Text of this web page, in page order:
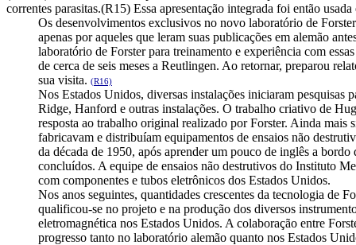
correntes parasitas.(R15) Essa apresentação integrada foi então
Os desenvolvimentos exclusivos no novo laboratório de
apenas por aqueles que leram suas publicações em alemão
laboratório de Forster para treinamento e experiência com
de cerca de seis meses a Reutlingen. Ao retornar, preparou
sua visita. (R16)
Nos Estados Unidos, diversas instalações iniciaram pesquisas
Ridge, Hanford e outras instalações. O trabalho criativo de
resposta ao trabalho original realizado por Forster. Ainda mais
fabricavam e distribuíam equipamentos de ensaios não
da década de 1950, após aprender um pouco de inglês a
concluídos. A equipe de ensaios não destrutivos do Instituto
com componentes e tubos eletrônicos dos Estados Unidos.
Nos anos seguintes, quantidades crescentes da tecnologia de
qualificou-se no projeto e na produção dos diversos
eletromagnética nos Estados Unidos. A colaboração entre
progresso tanto no laboratório alemão quanto nos Estados